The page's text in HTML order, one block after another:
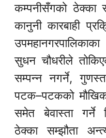
कम्पनीसँगको ठेक्का
कानुनी कारबाही
सुधन चौधरीले
सम्पन्न नगर्ने,
पटक–पटकको
समेत बेवास्ता गर्ने
ठेक्का सम्झौता